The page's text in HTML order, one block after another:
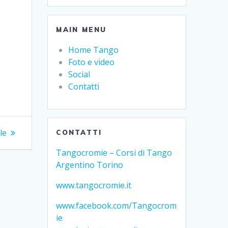
MAIN MENU
Home Tango
Foto e video
Social
Contatti
CONTATTI
Tangocromie – Corsi di Tango
Argentino Torino
www.tangocromie.it
www.facebook.com/Tangocrom
ie